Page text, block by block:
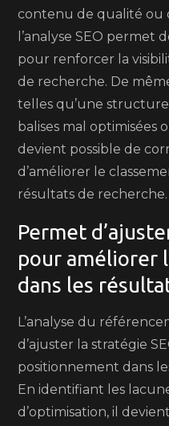
contenu de qualité ou
l’analyse SEO permet
pour renforcer la
de recherche. De
telles qu’une
balises mal optimisées
devient possible de
d’améliorer le
résultats de recherche.
Permet
pour améliorer
dans les
L’analyse du
d’ajuster la stratégie
positionnement dans
En identifiant les
d’optimisation, il